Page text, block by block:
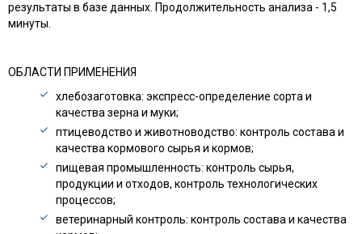
результаты в базе данных. Продолжительность анализа - 1,5
минуты.
ОБЛАСТИ ПРИМЕНЕНИЯ
хлебозаготовка: экспресс-определение сорта и
качества зерна и муки;
птицеводство и животноводство: контроль состава и
качества кормового сырья и кормов;
пищевая промышленность: контроль сырья,
продукции и отходов, контроль технологических
процессов;
ветеринарный контроль: контроль состава и качества